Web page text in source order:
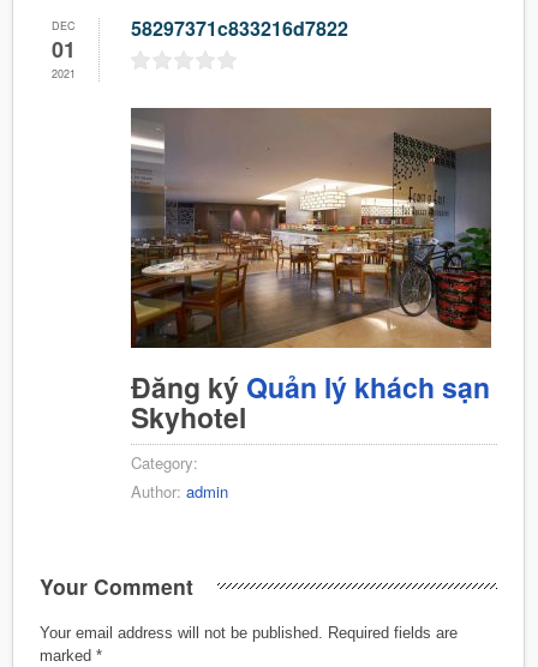
DEC
01
2021
58297371c833216d7822
Đăng ký Quản lý khách sạn
Skyhotel
Category:
Author: admin
Your Comment
Your email address will not be published.
Required fields are
marked *